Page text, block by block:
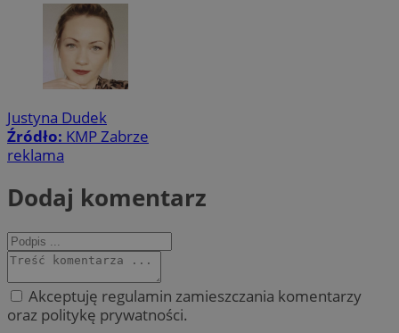
Justyna Dudek
Źródło: KMP Zabrze
reklama
Dodaj komentarz
Akceptuję regulamin zamieszczania komentarzy
oraz politykę prywatności.